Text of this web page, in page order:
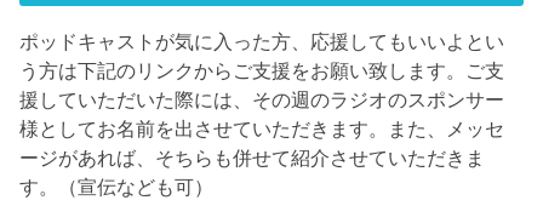
ポッドキャストが気に入った方、応援してもいいよとい
う方は下記のリンクからご支援をお願い致します。ご支
援していただいた際には、その週のラジオのスポンサー
様としてお名前を出させていただきます。また、メッセ
ージがあれば、そちらも併せて紹介させていただきま
す。（宣伝なども可）